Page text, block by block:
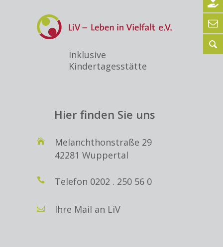
Inklusive
Kindertagesstätte
Hier finden Sie uns
Melanchthonstraße 29
42281 Wuppertal
Telefon 0202 . 250 56 0
Ihre Mail an LiV